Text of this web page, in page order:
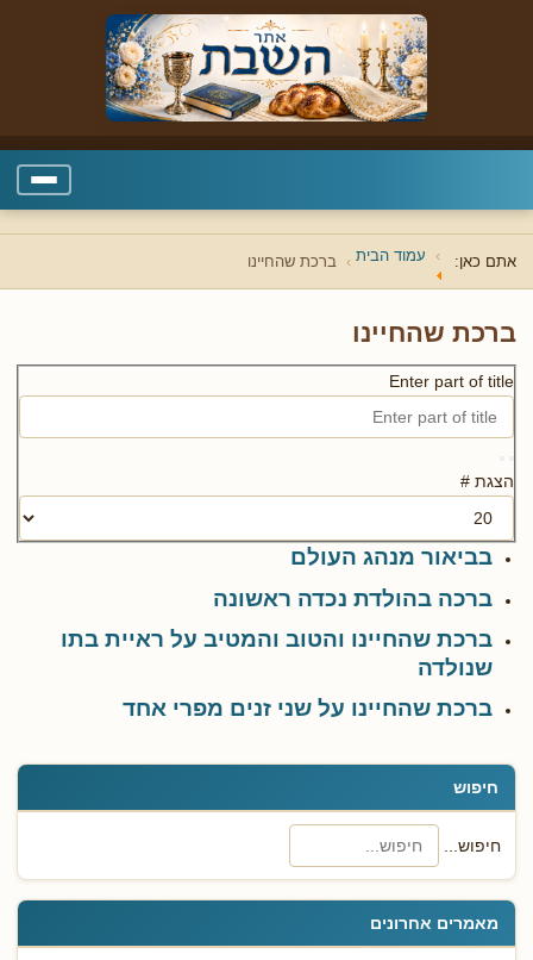
אתם כאן: עמוד הבית ברכת שהחיינו
חיפוש
חיפוש...
מאמרים אחרונים
ברכת שהחיינו
Enter part of title
הצגת #
בביאור מנהג העולם
ברכה בהולדת נכדה ראשונה
ברכת שהחיינו והטוב והמטיב על ראיית בתו
שנולדה
ברכת שהחיינו על שני זנים מפרי אחד